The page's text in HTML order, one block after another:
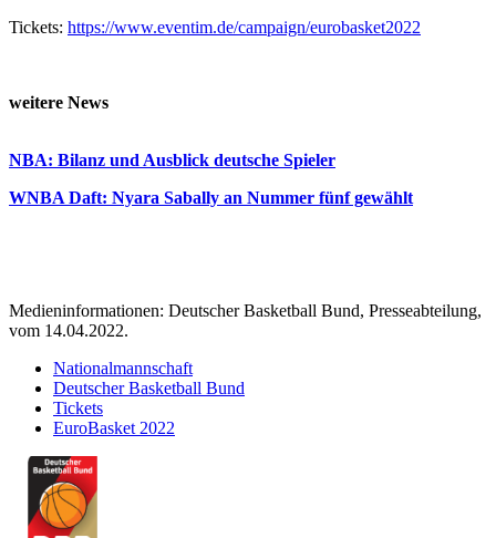
Tickets: https://www.eventim.de/campaign/eurobasket2022
weitere News
NBA: Bilanz und Ausblick deutsche Spieler
WNBA Daft: Nyara Sabally an Nummer fünf gewählt
Medieninformationen: Deutscher Basketball Bund, Presseabteilung,
vom 14.04.2022.
Nationalmannschaft
Deutscher Basketball Bund
Tickets
EuroBasket 2022